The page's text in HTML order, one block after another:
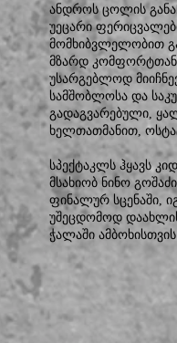
ანდროს ცოლის
უეცარი
მომხიბვლელობით
მზარდ კომფორტთან
უსარგებლოდ
სამშობლოსა და
გადაგვარებული,
ხელთათმანით,
სპექტაკლს ჰყავს
მსახიობ ნინო
ფინალურ სცენაში,
უშეცდომოდ
ჭალაში